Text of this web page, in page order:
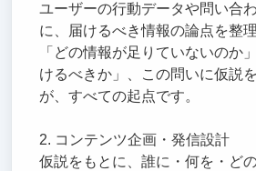
ユーザーの行動データや問い合
に、届けるべき情報の論点を整理
「どの情報が足りていないのか
けるべきか」、この問いに仮説
が、すべての起点です。
2. コンテンツ企画・発信設計
仮説をもとに、誰に・何を・ど